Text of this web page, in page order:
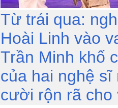
Từ trái qua:
Hoài Linh vào
Trần Minh khố
của hai nghệ sĩ
cười rộn rã cho